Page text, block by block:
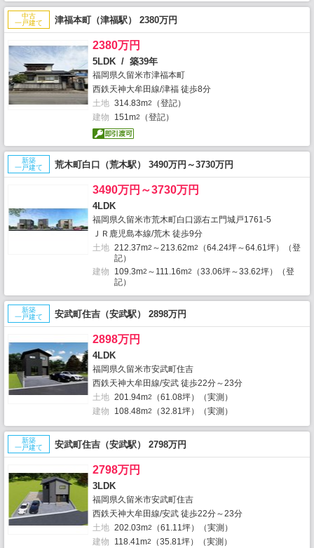
中古
一戸建て
津福本町（津福駅） 2380万円
2380万円
5LDK / 築39年
福岡県久留米市津福本町
西鉄天神大牟田線/津福 徒歩8分
土地 314.83m2
（登記）
建物
151m2 （登記）
新築
一戸建て
荒木町白口（荒木駅） 3490万円～3730万円
3490万円～3730万円
4LDK
福岡県久留米市荒木町白口源右エ門城戸1761-5
ＪＲ鹿児島本線/荒木 徒歩9分
土地 212.37m2 ～213.62m2
（64.24坪～64.61坪）（登
記）
建物
109.3m2 ～111.16m2
（33.06坪～33.62坪）（登
記）
新築
一戸建て
安武町住吉（安武駅） 2898万円
2898万円
4LDK
福岡県久留米市安武町住吉
西鉄天神大牟田線/安武 徒歩22分～23分
土地 201.94m2
（61.08坪）（実測）
建物
108.48m2 （32.81坪）（実測）
新築
一戸建て
安武町住吉（安武駅） 2798万円
2798万円
3LDK
福岡県久留米市安武町住吉
西鉄天神大牟田線/安武 徒歩22分～23分
土地 202.03m2
（61.11坪）（実測）
建物
118.41m2 （35.81坪）（実測）